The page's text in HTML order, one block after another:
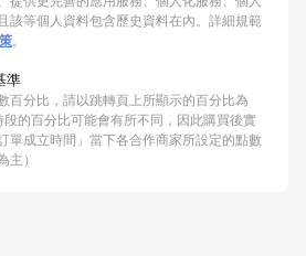
該等個人資料包含歷史資料在內。詳細規範
。
準
百分比，請以跳轉頁上所顯示的百分比為
段的百分比可能會有所不同，因此購買後實
單成立時間」當下各合作商家所設定的點數
主）